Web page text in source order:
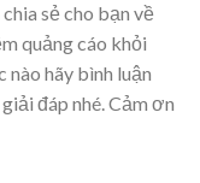
sẻ cho bạn về
quảng cáo khỏi
hãy bình luận
đáp nhé. Cảm ơn